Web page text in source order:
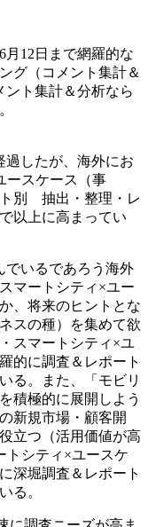
月12日まで網羅的な
グ（コメント集計＆
ント集計＆分析なら
過したが、海外にお
ースケース（事
別 抽出・整理・レ
以上に高まってい
でいるであろう海外
マートシティ×ユー
、将来のヒントとな
スの種）を集めて欲
スマートシティ×ユ
的に調査＆レポート
る。また、「モビリ
積極的に展開しよう
新規市場・顧客開
立つ（活用価値が高
トシティ×ユースケ
深堀調査＆レポート
る。